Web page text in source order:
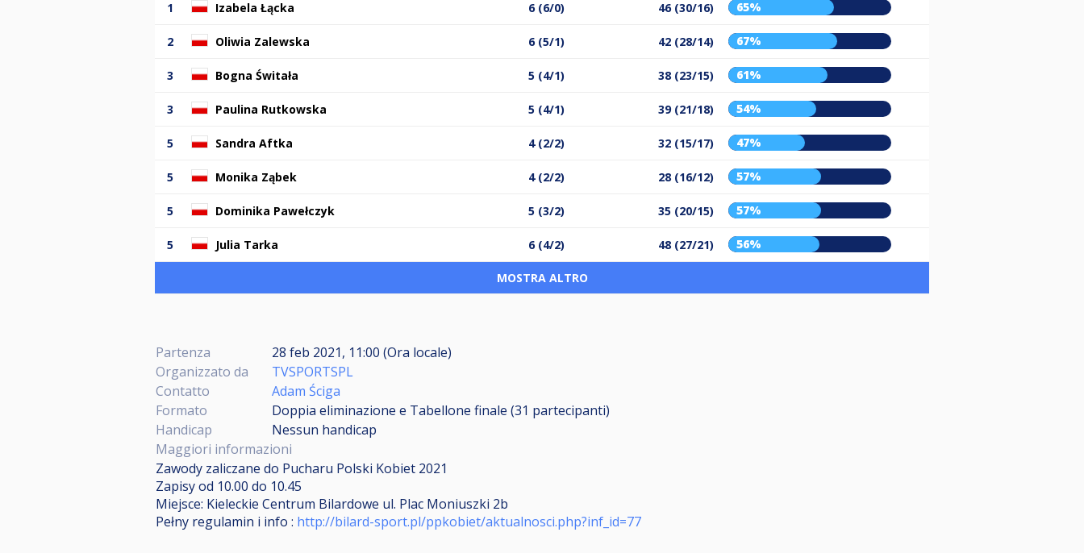
1 Izabela Łącka 6 (6/0) 46 (30/16) 65%
2 Oliwia Zalewska 6 (5/1) 42 (28/14) 67%
3 Bogna Świtała 5 (4/1) 38 (23/15) 61%
3 Paulina Rutkowska 5 (4/1) 39 (21/18) 54%
5 Sandra Aftka 4 (2/2) 32 (15/17) 47%
5 Monika Ząbek 4 (2/2) 28 (16/12) 57%
5 Dominika Pawełczyk 5 (3/2) 35 (20/15) 57%
5 Julia Tarka 6 (4/2) 48 (27/21) 56%
MOSTRA ALTRO
Partenza
28 feb 2021, 11:00 (Ora locale)
Organizzato da
TVSPORTSPL
Contatto
Adam Ściga
Formato
Doppia eliminazione e Tabellone finale (31 partecipanti)
Handicap
Nessun handicap
Maggiori informazioni
Zawody zaliczane do Pucharu Polski Kobiet 2021
Zapisy od 10.00 do 10.45
Miejsce: Kieleckie Centrum Bilardowe ul. Plac Moniuszki 2b
Pełny regulamin i info : http://bilard-sport.pl/ppkobiet/aktualnosci.php?inf_id=77